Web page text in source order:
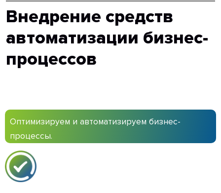
Внедрение средств
автоматизации бизнес-
процессов
Оптимизируем и автоматизируем бизнес-
процессы.